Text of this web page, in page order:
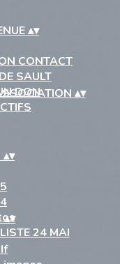
▴▾
CONTACT
SAULT
DON
▴▾
▴▾
24 MAI
▴▾